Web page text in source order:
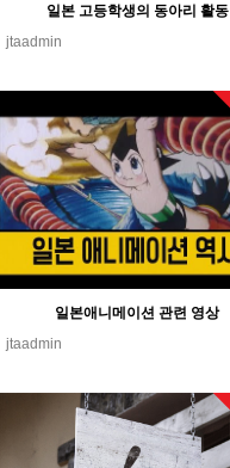
일본 고등학생의 동아리 활동
jtaadmin
일본애니메이션 관련 영상
jtaadmin